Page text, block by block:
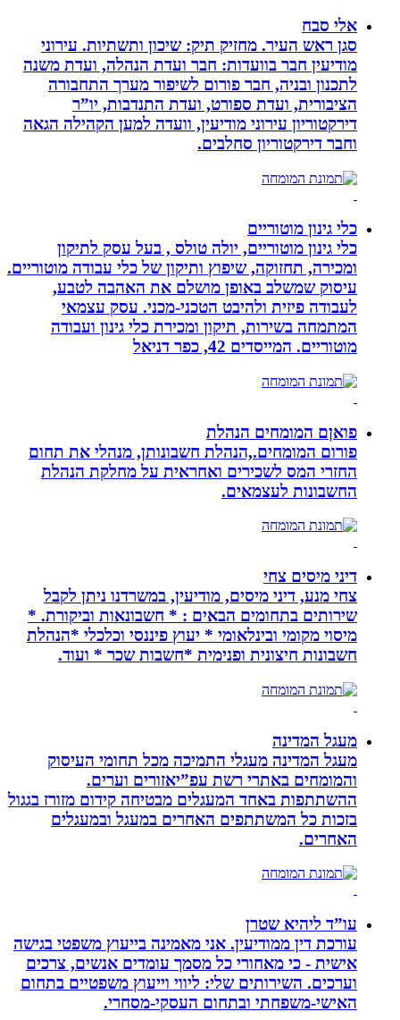
אלי סבח
סגן ראש העיר. מחזיק תיק: שיכון ותשתיות. עירוני
מודיעין חבר בוועדות: חבר ועדת הנהלה, ועדת משנה
לתכנון ובניה, חבר פורום לשיפור מערך התחבורה
הציבורית, ועדת ספורט, ועדת התנדבות, יו”ר
דירקטוריון עירוני מודיעין, וועדה למען הקהילה הגאה
וחבר דירקטוריון סחלבים.
כלי גינון מוטוריים
כלי גינון מוטוריים, יולה טולס , בעל עסק לתיקון
ומכירה, תחזוקה, שיפוץ ותיקון של כלי עבודה מוטוריים.
עיסוק שמשלב באופן מושלם את האהבה לטבע,
לעבודה פיזית ולהיבט הטכני-מכני. עסק עצמאי
המתמחה בשירות, תיקון ומכירת כלי גינון ועבודה
מוטוריים. המייסדים 42, כפר דניאל
פואןם המומחים הנהלת
פורום המומחים.,הנהלת חשבונותן, מנהלי את תחום
החזרי המס לשכירים ואחראית על מחלקת הנהלת
החשבונות לעצמאים.
דיני מיסים צחי
צחי מנע, דיני מיסים, מודיעין, במשרדנו ניתן לקבל
שירותים בתחומים הבאים : * חשבונאות וביקורת. *
מיסוי מקומי ובינלאומי * יעוץ פיננסי וכלכלי *הנהלת
חשבונות חיצונית ופנימית *חשבות שכר * ועוד.
מעגל המדינה
מעגל המדינה מעגלי התמיכה מכל תחומי העיסוק
והמומחים באתרי רשת עפ”יאזורים וערים.
ההשתתפות באחד המעגלים מבטיחה קידום מזורז בגגול
בזכות כל המשתתפים האחרים במעגל ובמעגלים
האחרים.
עו”ד ליהיא שטרן
עורכת דין ממודיעין. אני מאמינה בייעוץ משפטי בגישה
אישית - כי מאחורי כל מסמך עומדים אנשים, צרכים
וערכים. השירותים שלי: ליווי וייעוץ משפטיים בתחום
האישי-משפחתי ובתחום העסקי-מסחרי.